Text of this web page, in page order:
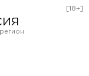
[18+]